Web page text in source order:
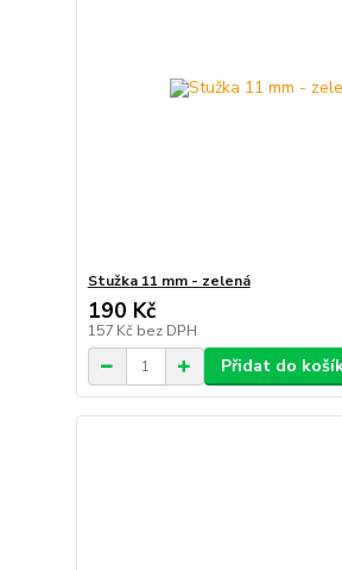
Stužka 11 mm - zelená
190 Kč
157 Kč bez DPH
Přidat do